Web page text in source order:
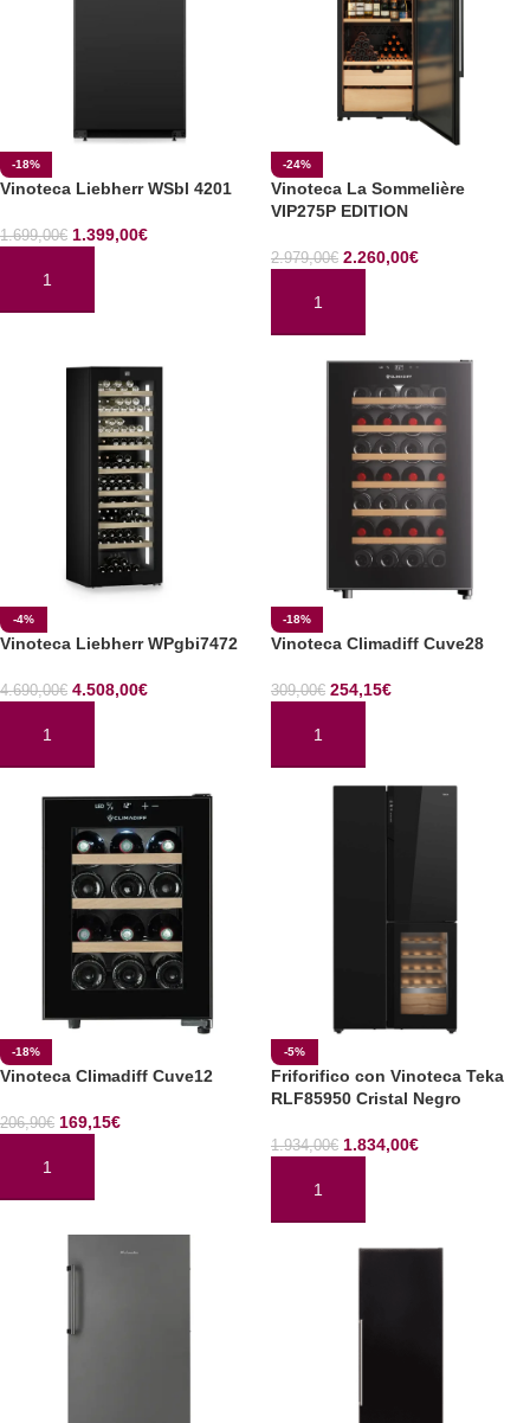
-18%
Vinoteca Liebherr WSbl 4201
1.699,00€ 1.399,00€
AÑADIR AL CARRITO
-24%
Vinoteca La Sommelière
VIP275P EDITION
2.979,00€ 2.260,00€
AÑADIR AL CARRITO
-4%
Vinoteca Liebherr WPgbi7472
4.690,00€ 4.508,00€
AÑADIR AL CARRITO
-18%
Vinoteca Climadiff Cuve28
309,00€ 254,15€
AÑADIR AL CARRITO
-18%
Vinoteca Climadiff Cuve12
206,90€ 169,15€
AÑADIR AL CARRITO
-5%
Friforifico con Vinoteca Teka
RLF85950 Cristal Negro
1.934,00€ 1.834,00€
AÑADIR AL CARRITO